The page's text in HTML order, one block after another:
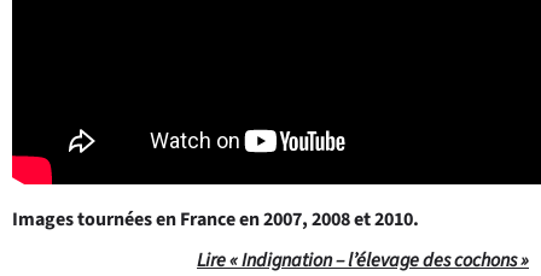
Images tournées en France en 2007, 2008 et 2010.
Lire « Indignation – l’élevage des cochons »